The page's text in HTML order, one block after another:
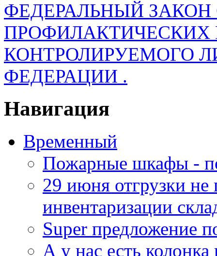
ФЕДЕРАЛЬНЫЙ
КОНТРОЛИРУЕМОГО
ФЕДЕРАЦИИ .
Навигация
Временный
Пожарные шкафы -
29 июня отгрузки не
инвентаризации
Super предложение
А у нас есть